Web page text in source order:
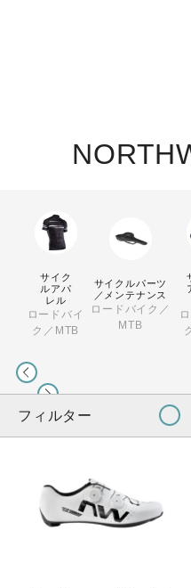
サイク
ルアパ
レル
ロードバイ
ク／MTB
サイクルパーツ
／メンテナンス
ロードバイク／
MTB
フィルター